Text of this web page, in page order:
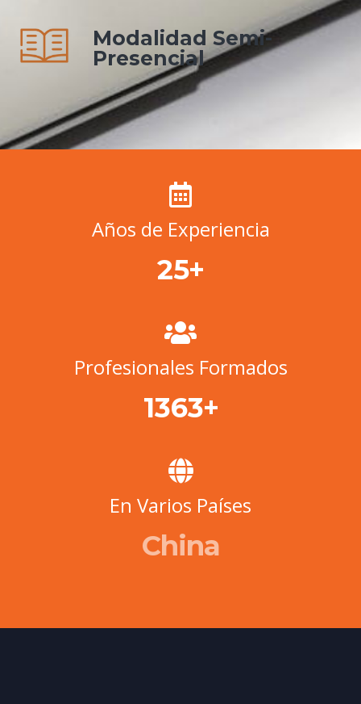
Modalidad Semi-
Presencial
Años de Experiencia
25+
Profesionales Formados
1641+
En Varios Países
Botswana